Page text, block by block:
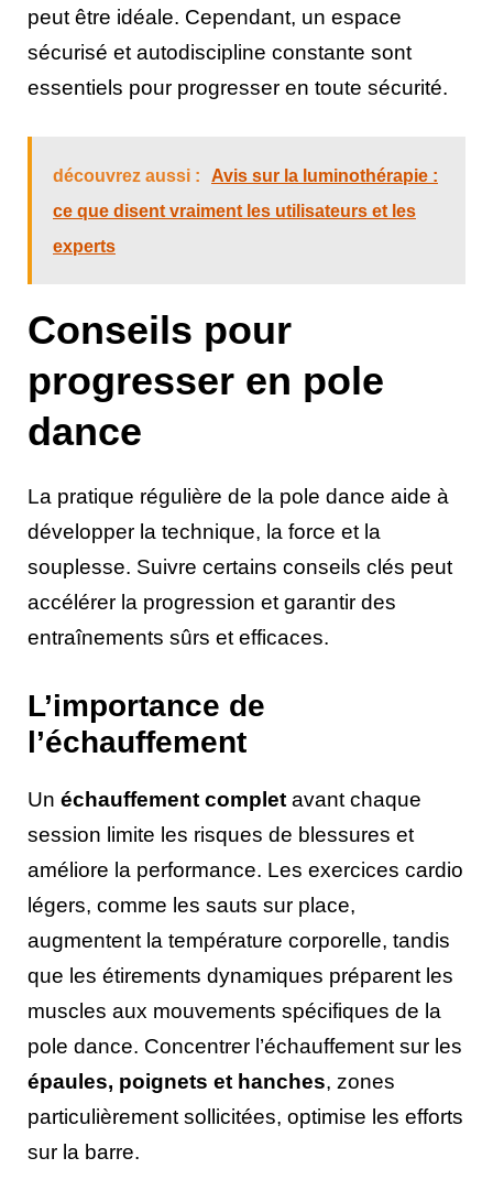
peut être idéale. Cependant, un espace
sécurisé et autodiscipline constante sont
essentiels pour progresser en toute sécurité.
découvrez aussi :
Avis sur la luminothérapie :
ce que disent vraiment les utilisateurs et les
experts
Conseils pour
progresser en pole
dance
La pratique régulière de la pole dance aide à
développer la technique, la force et la
souplesse. Suivre certains conseils clés peut
accélérer la progression et garantir des
entraînements sûrs et efficaces.
L’importance de
l’échauffement
Un échauffement complet avant chaque
session limite les risques de blessures et
améliore la performance. Les exercices cardio
légers, comme les sauts sur place,
augmentent la température corporelle, tandis
que les étirements dynamiques préparent les
muscles aux mouvements spécifiques de la
pole dance. Concentrer l’échauffement sur les
épaules, poignets et hanches, zones
particulièrement sollicitées, optimise les efforts
sur la barre.